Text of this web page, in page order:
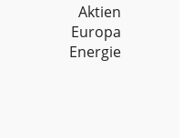
Aktien
Europa
Energie